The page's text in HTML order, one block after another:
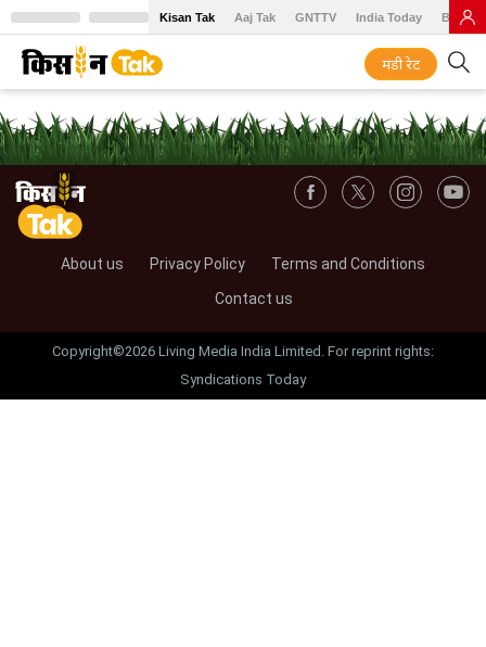
Kisan Tak Aaj Tak GNTTV India Today BT
मंडी रेट
About us Privacy Policy
Terms and Conditions
Contact us
Copyright©2026 Living Media India Limited. For reprint rights:
Syndications Today